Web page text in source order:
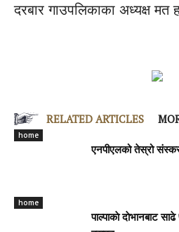
दरबार गाउपलिकाका अध्यक्ष मत
RELATED ARTICLES
home
एनपीएलको तेस्रो
home
पाल्पाकाे दाेभानबाट